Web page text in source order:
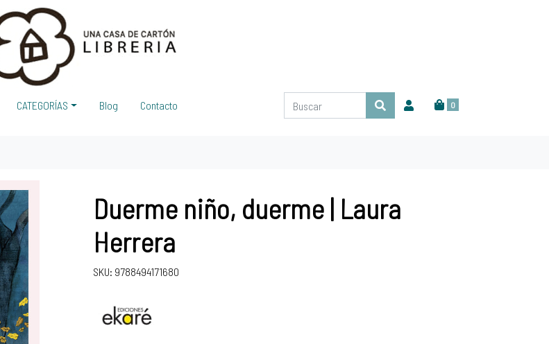
0
CATEGORÍAS Blog Contacto
Duerme niño, duerme | Laura
Herrera
SKU: 9788494171680